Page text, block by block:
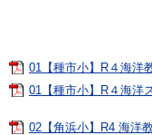
01【種市小】R４海洋
01【種市小】R４海洋
02【角浜小】R4 海洋